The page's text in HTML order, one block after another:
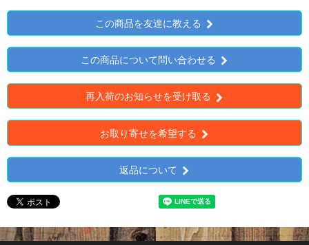
この商品を友達に教える
この商品について問い合わせる
再入荷のお知らせを受け取る
お取り寄せを希望する
返品について